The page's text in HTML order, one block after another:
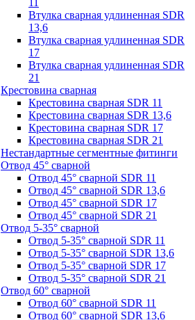
11
Втулка сварная удлиненная SDR
13,6
Втулка сварная удлиненная SDR
17
Втулка сварная удлиненная SDR
21
Крестовина сварная
Крестовина сварная SDR 11
Крестовина сварная SDR 13,6
Крестовина сварная SDR 17
Крестовина сварная SDR 21
Нестандартные сегментные фитинги
Отвод 45° сварной
Отвод 45° сварной SDR 11
Отвод 45° сварной SDR 13,6
Отвод 45° сварной SDR 17
Отвод 45° сварной SDR 21
Отвод 5-35° сварной
Отвод 5-35° сварной SDR 11
Отвод 5-35° сварной SDR 13,6
Отвод 5-35° сварной SDR 17
Отвод 5-35° сварной SDR 21
Отвод 60° сварной
Отвод 60° сварной SDR 11
Отвод 60° сварной SDR 13,6